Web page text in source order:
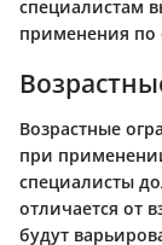
специалистам
применения по
Возрастные
при
специалисты
отличается от
будут